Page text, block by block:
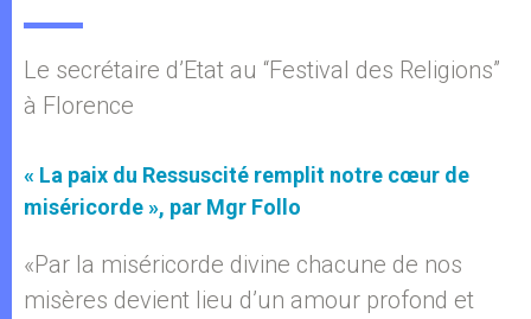
Le secrétaire d’Etat au “Festival des Religions”
à Florence
« La paix du Ressuscité remplit notre cœur de
miséricorde », par Mgr Follo
«Par la miséricorde divine chacune de nos
misères devient lieu d’un amour profond et